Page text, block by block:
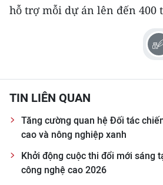
ESPAÑOL
hỗ trợ mỗi dự án lên đến 400
TIN LIÊN QUAN
Tăng cường quan hệ Đối tác
cao và nông nghiệp xanh
Khởi động cuộc thi đổi mới sáng
công nghệ cao 2026